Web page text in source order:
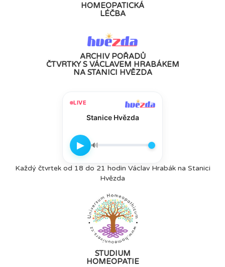
HOMEOPATICKÁ
LÉČBA
ARCHIV POŘADŮ
ČTVRTKY S VÁCLAVEM HRABÁKEM
NA STANICI HVĚZDA
LIVE
Stanice Hvězda
▶ 🔊
Každý čtvrtek od 18 do 21 hodin Václav Hrabák na Stanici
Hvězda
STUDIUM
HOMEOPATIE